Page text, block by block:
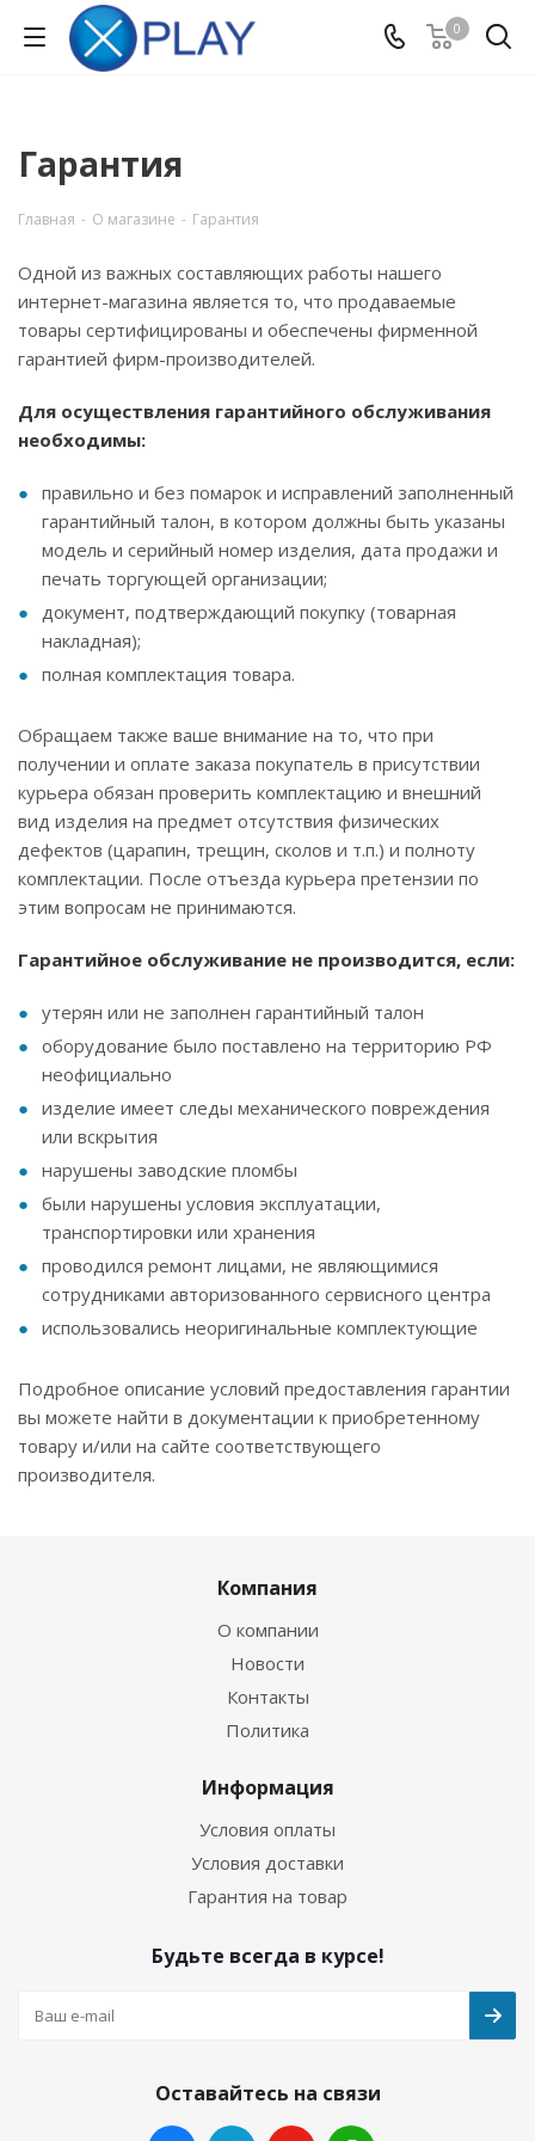
0
Гарантия
Главная - О магазине - Гарантия
Одной из важных составляющих работы нашего
интернет-магазина является то, что продаваемые
товары сертифицированы и обеспечены фирменной
гарантией фирм-производителей.
Для осуществления гарантийного обслуживания
необходимы:
правильно и без помарок и исправлений заполненный
гарантийный талон, в котором должны быть указаны
модель и серийный номер изделия, дата продажи и
печать торгующей организации;
документ, подтверждающий покупку (товарная
накладная);
полная комплектация товара.
Обращаем также ваше внимание на то, что при
получении и оплате заказа покупатель в присутствии
курьера обязан проверить комплектацию и внешний
вид изделия на предмет отсутствия физических
дефектов (царапин, трещин, сколов и т.п.) и полноту
комплектации. После отъезда курьера претензии по
этим вопросам не принимаются.
Гарантийное обслуживание не производится, если:
утерян или не заполнен гарантийный талон
оборудование было поставлено на территорию РФ
неофициально
изделие имеет следы механического повреждения
или вскрытия
нарушены заводские пломбы
были нарушены условия эксплуатации,
транспортировки или хранения
проводился ремонт лицами, не являющимися
сотрудниками авторизованного сервисного центра
использовались неоригинальные комплектующие
Подробное описание условий предоставления гарантии
вы можете найти в документации к приобретенному
товару и/или на сайте соответствующего
производителя.
Компания
О компании
Новости
Контакты
Политика
Информация
Условия оплаты
Условия доставки
Гарантия на товар
Будьте всегда в курсе!
Оставайтесь на связи